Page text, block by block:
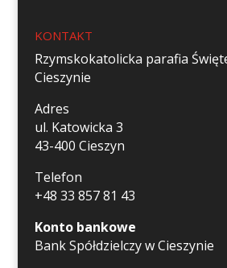
KONTAKT
Rzymskokatolicka parafia
Cieszynie
Adres
ul. Katowicka 3
43-400 Cieszyn
Telefon
+48 33 857 81 43
Konto bankowe
Bank Spółdzielczy w Cieszynie